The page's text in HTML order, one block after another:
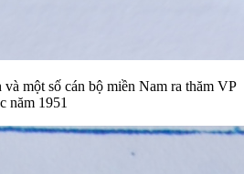
một số cán bộ miền Nam ra thăm VP
năm 1951